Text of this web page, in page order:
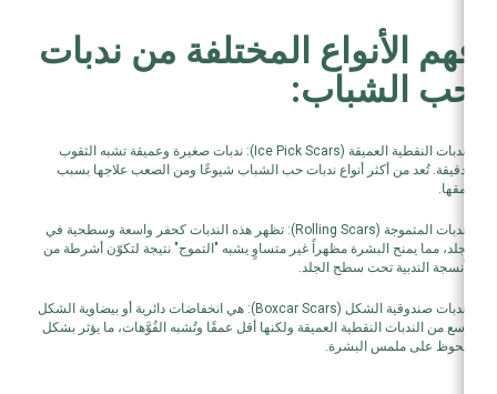
فهم الأنواع المختلفة من ندبات
حب الشباب:
الندبات النقطية العميقة (Ice Pick Scars): ندبات صغيرة وعميقة تشبه الثقوب
الدقيقة. تُعد من أكثر أنواع ندبات حب الشباب شيوعًا ومن الصعب علاجها بسبب
عمقها.
الندبات المتموجة (Rolling Scars): تظهر هذه الندبات كحفر واسعة وسطحية في
الجلد، مما يمنح البشرة مظهراً غير متساوٍ يشبه "التموج" نتيجة لتكوّن أشرطة من
الأنسجة الندبية تحت سطح الجلد.
الندبات صندوقية الشكل (Boxcar Scars): هي انخفاضات دائرية أو بيضاوية الشكل
أوسع من الندبات النقطية العميقة ولكنها أقل عمقًا وتُشبه الفُوَّهات، ما يؤثر بشكل
ملحوظ على ملمس البشرة.